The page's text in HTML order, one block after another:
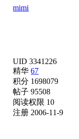
mimi
UID 3341226
精华67
积分 1698079
帖子 95508
阅读权限 10
注册 2006-11-9